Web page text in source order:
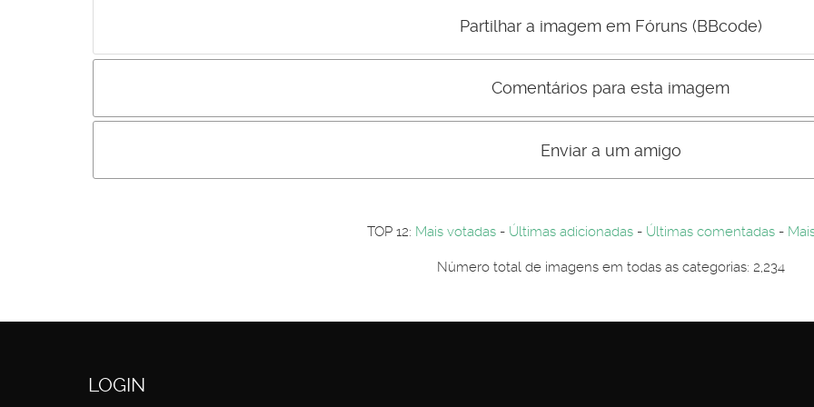
Partilhar a imagem em Fóruns (BBcode)
Incluir imagem :
Comentários para esta imagem
Os comentário não são visiveis para visitantes. Por-favor registe-
Os visitantes não estão autorizados a colocar comentários. Por-favor registe-se...Enviar a um amigo
Primeiro autentique-se...
TOP 12: Mais votadas - Últimas adicionadas - Últimas comentadas -
Número total de imagens em todas as categorias: 2,234
LOGIN